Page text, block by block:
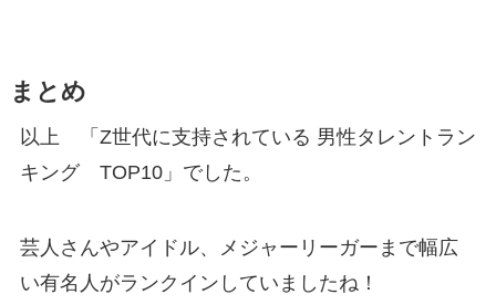
まとめ
以上 「Z世代に支持されている 男性タレントラン
キング TOP10」でした。
芸人さんやアイドル、メジャーリーガーまで幅広
い有名人がランクインしていましたね！